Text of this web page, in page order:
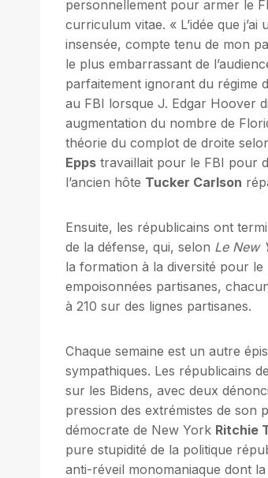
personnellement pour armer le
curriculum vitae. « L’idée que
insensée, compte tenu de mon
le plus embarrassant de
parfaitement ignorant du régime
au FBI lorsque J. Edgar Hoover
augmentation du nombre de
théorie du complot de droite
Epps travaillait pour le FBI pour
l’ancien hôte Tucker Carlson
Ensuite, les républicains ont
de la défense, qui, selon Le New
la formation à la diversité pour le
empoisonnées partisanes,
à 210 sur des lignes partisanes.
Chaque semaine est un autre
sympathiques. Les républicains
sur les Bidens, avec deux
pression des extrémistes de son
démocrate de New York Ritchie
pure stupidité de la politique
anti-réveil monomaniaque dont